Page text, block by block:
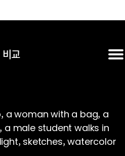
교
a woman with a bag, a
male student walks in
sketches, watercolor